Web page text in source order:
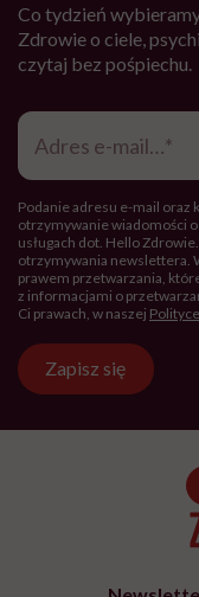
Co tydzień
Zdrowie o ciele,
czytaj bez pośpiechu.
Adres
mail*
Podanie adresu e-mail oraz
otrzymywanie wiadomości
usługach dot. Hello
otrzymywania newslettera.
prawem przetwarzania,
z informacjami o
Ci prawach, w naszej
Zapisz się